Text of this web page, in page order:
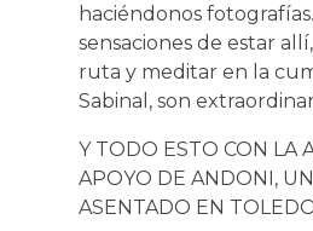
haciéndonos
sensaciones de estar
ruta y meditar en la
Sabinal, son
Y TODO ESTO CON LA
APOYO DE ANDONI,
ASENTADO EN